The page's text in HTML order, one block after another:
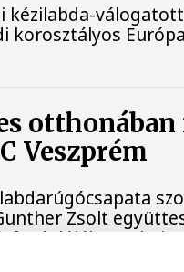
kézilabda-
korosztályos
Veszprém
Zsolt
fordulójában a